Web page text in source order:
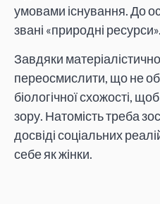
умовами існування. До
звані «природні ресурси».
Завдяки
переосмислити, що не
біологічної схожості,
зору. Натомість треба
досвіді соціальних
себе як жінки.